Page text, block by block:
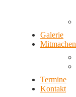
Galerie
Mitmachen
Termine
Kontakt